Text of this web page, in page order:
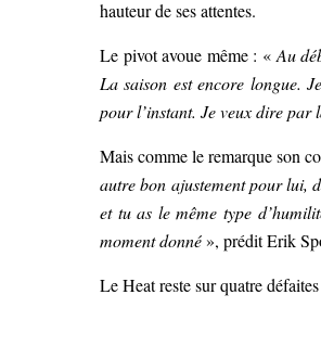
hauteur de ses attentes.
Le pivot avoue même : «Au
La saison est encore longue.
pour l’instant. Je veux dire par
Mais comme le remarque son
autre bon ajustement pour lui,
et tu as le même type
moment donné», prédit Erik
Le Heat reste sur quatre